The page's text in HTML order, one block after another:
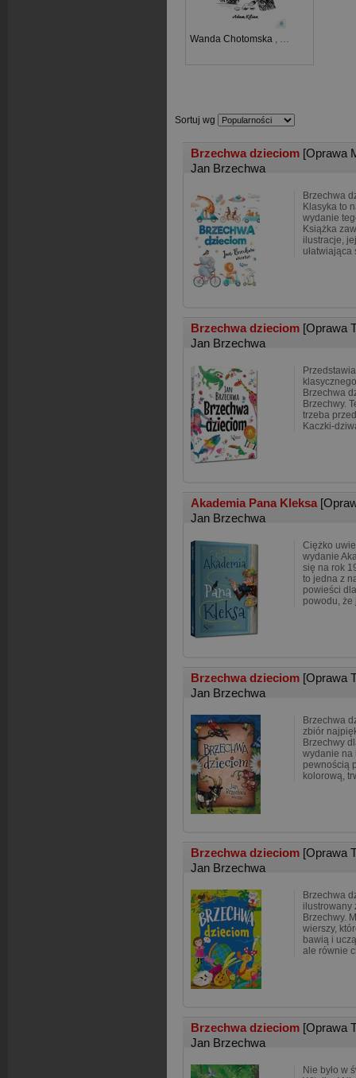
Wanda Chotomska , Adam Kilian
Sortuj wg
Brzechwa dzieciom [Oprawa
Jan Brzechwa
Brzechwa
Klasyka to
wydanie
Książka
ilustracje,
ułatwiająca
Brzechwa dzieciom [Oprawa
Jan Brzechwa
Brzechwa
Brzechwy.
trzeba
Kaczki-
Akademia Pana Kleksa
Jan Brzechwa
Ciężko
wydanie
się na rok
to jedna z
powieści
powodu, że
Brzechwa dzieciom [Oprawa
Jan Brzechwa
Brzechwa
zbiór
Brzechwy
wydanie na
pewnością
kolorową,
Brzechwa dzieciom [Oprawa
Jan Brzechwa
Brzechwa
ilustrowany
Brzechwy.
wierszy,
bawią i
ale równie
Brzechwa dzieciom [Oprawa
Jan Brzechwa
Nie było w